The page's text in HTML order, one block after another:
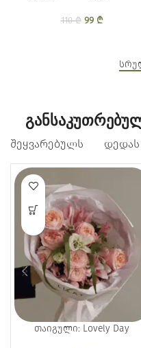
110₾
Original price
99 ₾
ᲨᲔᲧᲕᲐᲠᲔᲑᲣᲚᲡ ᲓᲔᲓᲐᲡ
თაიგული: Lovely Day